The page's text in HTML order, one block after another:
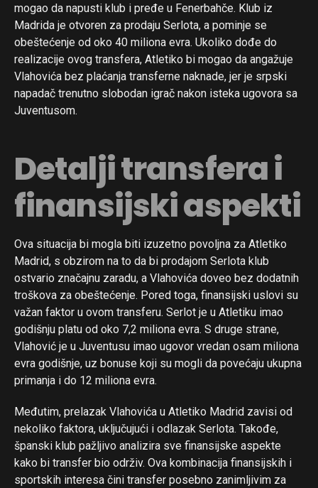
mogao da napusti klub i pređe u Fenerbahče. Klub iz
Madrida je otvoren za prodaju Serlota, a pominje se
obeštećenje od oko 40 miliona evra. Ukoliko dođe do
realizacije ovog transfera, Atletiko bi mogao da angažuje
Vlahovića bez plaćanja transferne naknade, jer je srpski
napadač trenutno slobodan igrač nakon isteka ugovora sa
Juventusom.
Detalji transfera i
finansijski aspekti
Ova situacija bi mogla biti izuzetno povoljna za Atletiko
Madrid, s obzirom na to da bi prodajom Serlota klub
ostvario značajnu zaradu, a Vlahovića doveo bez dodatnih
troškova za obeštećenje. Pored toga, finansijski uslovi su
važan faktor u ovom transferu. Serlot je u Atletiku imao
godišnju platu od oko 7,2 miliona evra. S druge strane,
Vlahović je u Juventusu imao ugovor vredan osam miliona
evra godišnje, uz bonuse koji su mogli da povećaju ukupna
primanja i do 12 miliona evra.
Međutim, prelazak Vlahovića u Atletiko Madrid zavisi od
nekoliko faktora, uključujući i odlazak Serlota. Takođe,
španski klub pažljivo analizira sve finansijske aspekte
kako bi transfer bio održiv. Ova kombinacija finansijskih i
sportskih interesa čini transfer posebno zanimljivim za